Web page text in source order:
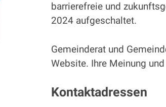
barrierefreie und
2024 aufgeschaltet.
Gemeinderat und
Website. Ihre Meinung
Kontaktadressen